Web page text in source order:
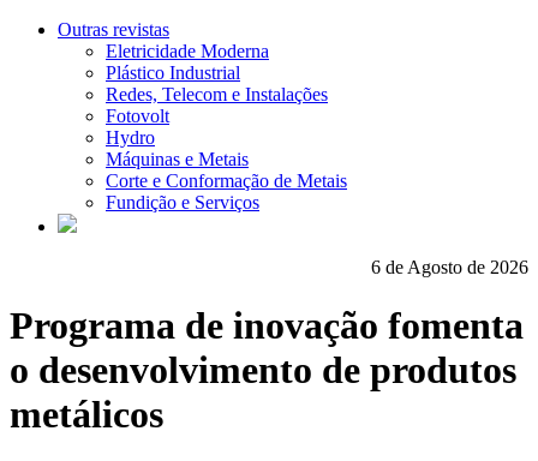
Outras revistas
Eletricidade Moderna
Plástico Industrial
Redes, Telecom e Instalações
Fotovolt
Hydro
Máquinas e Metais
Corte e Conformação de Metais
Fundição e Serviços
6 de Agosto de 2026
Programa de inovação fomenta
o desenvolvimento de produtos
metálicos